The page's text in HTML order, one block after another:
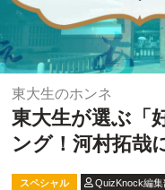
東大生のホンネ
東大生が選ぶ「
ング！河村拓哉
スペシャル QuizKnock編集